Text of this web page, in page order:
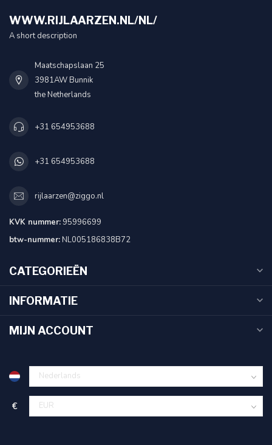
WWW.RIJLAARZEN.NL/NL/
A short description
Maatschapslaan 25
3981AW Bunnik
the Netherlands
+31 654953688
+31 654953688
rijlaarzen@ziggo.nl
KVK nummer:95996699
btw-nummer:NL005186838B72
CATEGORIEËN
INFORMATIE
MIJN ACCOUNT
€